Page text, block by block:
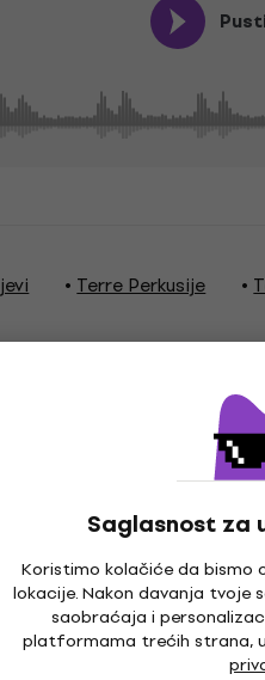
Saglasnost za
Koristimo kolačiće da bismo
lokacije. Nakon davanja tvoje
saobraćaja i
platformama trećih strana,
Terre Perkusije
koža